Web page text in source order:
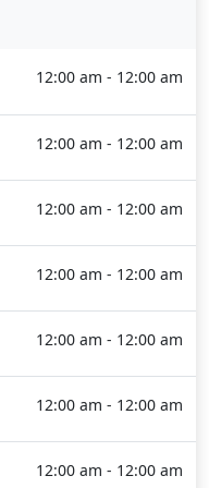
12:00 am - 12:00 am
12:00 am - 12:00 am
12:00 am - 12:00 am
12:00 am - 12:00 am
12:00 am - 12:00 am
12:00 am - 12:00 am
12:00 am - 12:00 am